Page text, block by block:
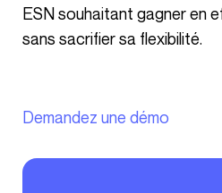
ESN souhaitant gagner en
sans sacrifier sa flexibilité.
Demandez une démo